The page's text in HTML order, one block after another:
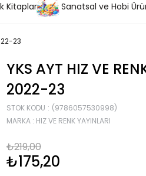
Kitapları Sanatsal ve Hobi
23
YKS AYT HIZ VE
2022-23
STOK KODU
(9786057530998)
MARKA : HIZ VE RENK YAYINLARI
₺219,00
₺175,20